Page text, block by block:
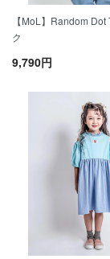
【MoL】Random Dot
ク
9,790円